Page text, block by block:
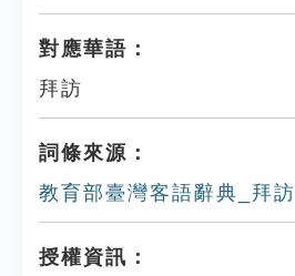
對應華語：
拜訪
詞條來源：
教育部臺灣客語辭典_拜訪
授權資訊：